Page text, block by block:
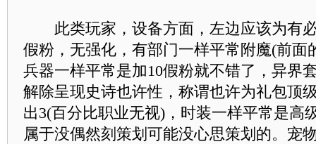
此类玩家，设备方面，左边应该为有
假粉，无强化，有部门一样平常附魔(前面
兵器一样平常是加10假粉就不错了，异界
解除呈现史诗也许性，称谓也许为礼包顶
出3(百分比职业无视)，时装一样平常是高
属于没偶然刻策划可能没心思策划的。宠